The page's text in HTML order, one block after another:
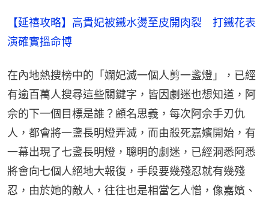
【延禧攻略】高貴妃被鐵水燙至皮開肉裂　打鐵花表
演確實搵命博
在內地熱搜榜中的「嫻妃滅一個人剪一盞燈」，已經
有逾百萬人搜尋這些關鍵字，皆因劇迷也想知道，阿
佘的下一個目標是誰？顧名思義，每次阿佘手刃仇
人，都會將一盞長明燈弄滅，而由殺死嘉嬪開始，有
一幕出現了七盞長明燈，聰明的劇迷，已經洞悉阿悉
將會向七個人絕地大報復，手段要幾殘忍就有幾殘
忍，由於她的敵人，往往也是相當乞人憎，像嘉嬪、